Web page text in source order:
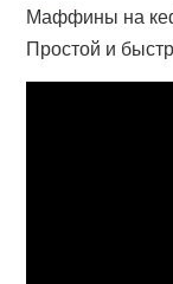
Маффины на
Простой и